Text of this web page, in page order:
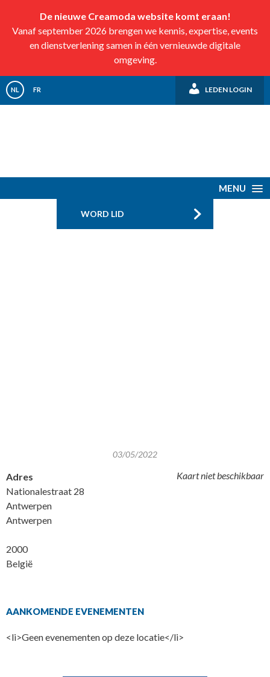
De nieuwe Creamoda website komt eraan!
Vanaf september 2026 brengen we kennis, expertise, events
en dienstverlening samen in één vernieuwde digitale
omgeving.
NL FR LEDEN LOGIN
MENU
WORD LID
03/05/2022
Kaart niet beschikbaar
Adres
Nationalestraat 28
Antwerpen
Antwerpen
2000
België
AANKOMENDE EVENEMENTEN
<li>Geen evenementen op deze locatie</li>